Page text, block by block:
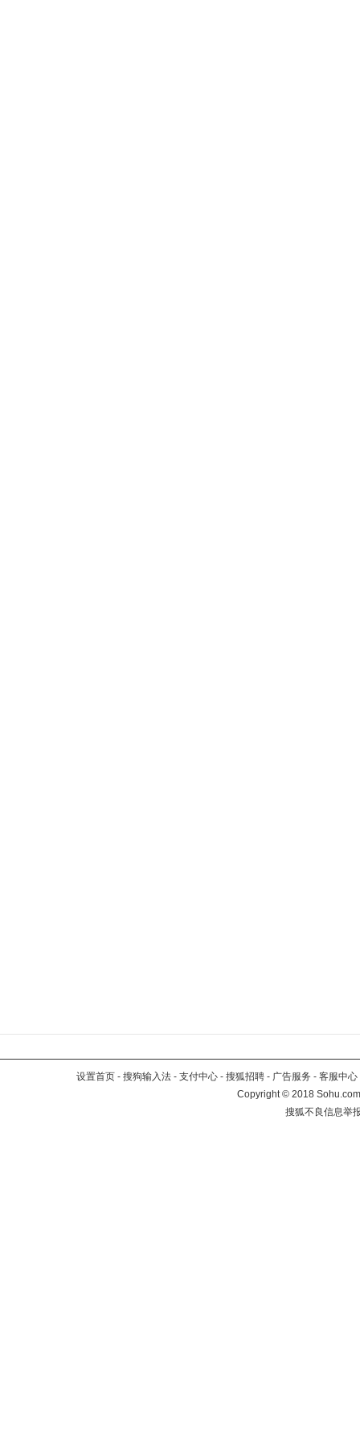
设置首页 - 搜狗输入法 - 支付中心 - 搜狐招聘 - 广告服务 - 客服中心
Copyright©2018
搜狐不良信息举